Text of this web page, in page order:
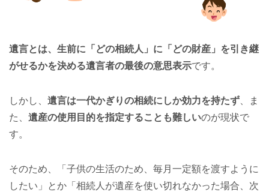
遺言とは、生前に「どの相続人」に「どの財産」を引き継
がせるかを決める遺言者の最後の意思表示です。
しかし、 遺言は一代かぎりの相続にしか効力を持たず 、ま
た、 遺産の使用目的を指定することも難しいのが現状で
す。
そのため、「子供の生活のため、毎月一定額を渡すように
したい」とか「相続人が遺産を使い切れなかった場合、次